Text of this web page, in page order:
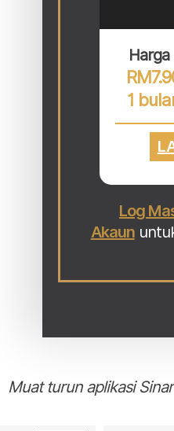
1
Log
Akaun
Muat turun aplikasi